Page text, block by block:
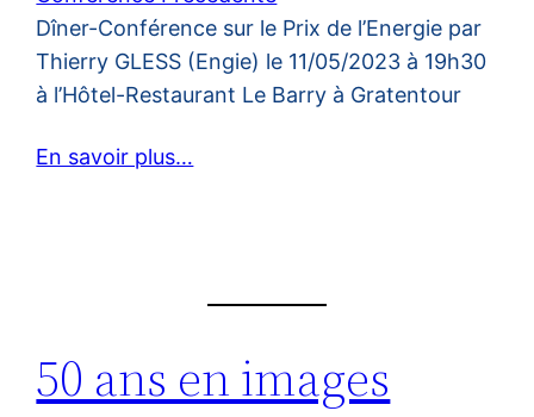
Dîner-Conférence sur le Prix de l’Energie par
Thierry GLESS (Engie) le 11/05/2023 à 19h30
à l’Hôtel-Restaurant Le Barry à Gratentour
En savoir plus…
50 ans en images